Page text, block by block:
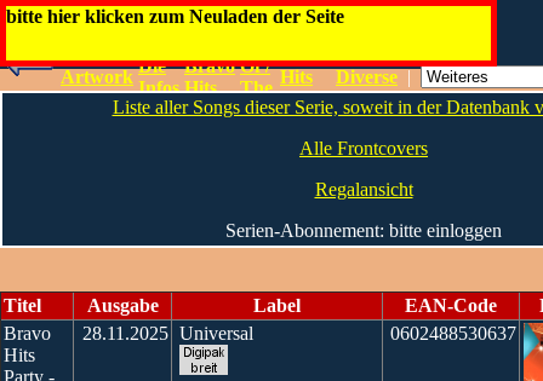
bitte hier klicken zum Neuladen der Seite
Bravo
Artwork
Die
Infos
Bravo
Hits
Of /
The
Hits
Hits
Party
Diverse |
Liste aller Songs dieser Serie, soweit in der Datenbank
Alle Frontcovers
Regalansicht
Serien-Abonnement: bitte einloggen
Titel Ausgabe Label EAN-Code
Bravo
Hits
Party -
28.11.2025 Universal 0602488530637